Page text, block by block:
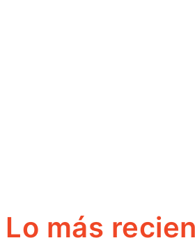
Lo más